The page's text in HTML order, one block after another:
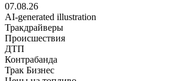
07.08.26
AI-generated illustration
Тракдрайверы
Происшествия
ДТП
Контрабанда
Трак Бизнес